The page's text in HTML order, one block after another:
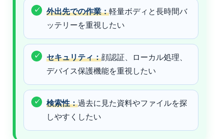
外出先での作業：軽量ボディと長時間バ
ッテリーを重視したい
セキュリティ：顔認証、ローカル処理、
デバイス保護機能を重視したい
検索性：過去に見た資料やファイルを探
しやすくしたい